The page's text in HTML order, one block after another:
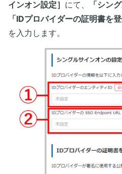
インオン設定］ にて、 「シン
「IDプロバイダーの証明書を登
を入力します。